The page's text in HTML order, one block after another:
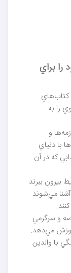
براي
را به
و
با دنياي
که در آن
بيرون ببرند
مي‌شوند
و سرگرمي
مي‌دهد.
با والدين